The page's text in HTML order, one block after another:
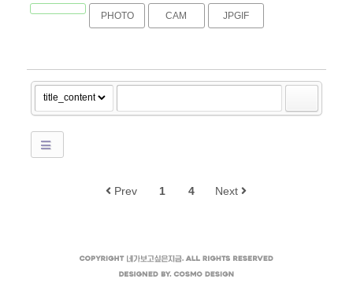
PHOTO CAM JPGIF
Prev 1 4 Next